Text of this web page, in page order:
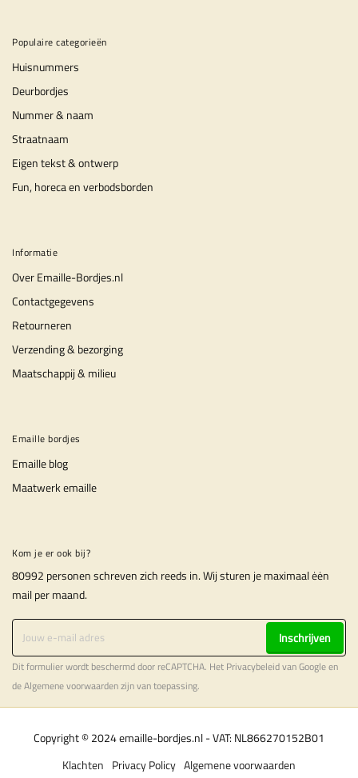
Populaire categorieën
Huisnummers
Deurbordjes
Nummer & naam
Straatnaam
Eigen tekst & ontwerp
Fun, horeca en verbodsborden
Informatie
Over Emaille-Bordjes.nl
Contactgegevens
Retourneren
Verzending & bezorging
Maatschappij & milieu
Emaille bordjes
Emaille blog
Maatwerk emaille
Kom je er ook bij?
80992 personen schreven zich reeds in. Wij sturen je maximaal ėėn
mail per maand.
Inschrijven
Dit formulier wordt beschermd door reCAPTCHA. Het Privacybeleidvan Google en
deAlgemene voorwaardenzijn van toepassing.
Copyright © 2024 emaille-bordjes.nl - VAT: NL866270152B01
Algemene voorwaarden
Privacy Policy
Klachten